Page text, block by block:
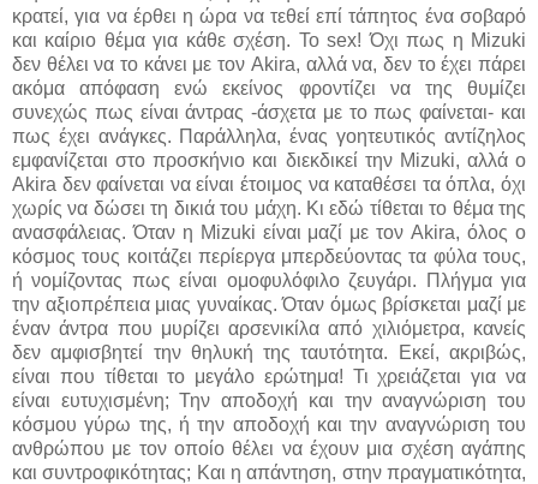
κρατεί, για να έρθει η ώρα να τεθεί επί τάπητος ένα σοβαρό
και καίριο θέμα για κάθε σχέση. Το sex! Όχι πως η Mizuki
δεν θέλει να το κάνει με τον Akira, αλλά να, δεν το έχει πάρει
ακόμα απόφαση ενώ εκείνος φροντίζει να της θυμίζει
συνεχώς πως είναι άντρας -άσχετα με το πως φαίνεται- και
πως έχει ανάγκες. Παράλληλα, ένας γοητευτικός αντίζηλος
εμφανίζεται στο προσκήνιο και διεκδικεί την Mizuki, αλλά ο
Akira δεν φαίνεται να είναι έτοιμος να καταθέσει τα όπλα, όχι
χωρίς να δώσει τη δικιά του μάχη. Κι εδώ τίθεται το θέμα της
ανασφάλειας. Όταν η Mizuki είναι μαζί με τον Akira, όλος ο
κόσμος τους κοιτάζει περίεργα μπερδεύοντας τα φύλα τους,
ή νομίζοντας πως είναι ομοφυλόφιλο ζευγάρι. Πλήγμα για
την αξιοπρέπεια μιας γυναίκας. Όταν όμως βρίσκεται μαζί με
έναν άντρα που μυρίζει αρσενικίλα από χιλιόμετρα, κανείς
δεν αμφισβητεί την θηλυκή της ταυτότητα. Εκεί, ακριβώς,
είναι που τίθεται το μεγάλο ερώτημα! Τι χρειάζεται για να
είναι ευτυχισμένη; Την αποδοχή και την αναγνώριση του
κόσμου γύρω της, ή την αποδοχή και την αναγνώριση του
ανθρώπου με τον οποίο θέλει να έχουν μια σχέση αγάπης
και συντροφικότητας; Και η απάντηση, στην πραγματικότητα,